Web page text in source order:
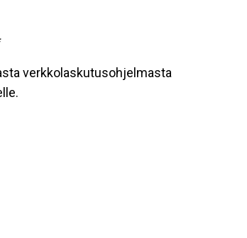
verkkolaskutusohjelmasta